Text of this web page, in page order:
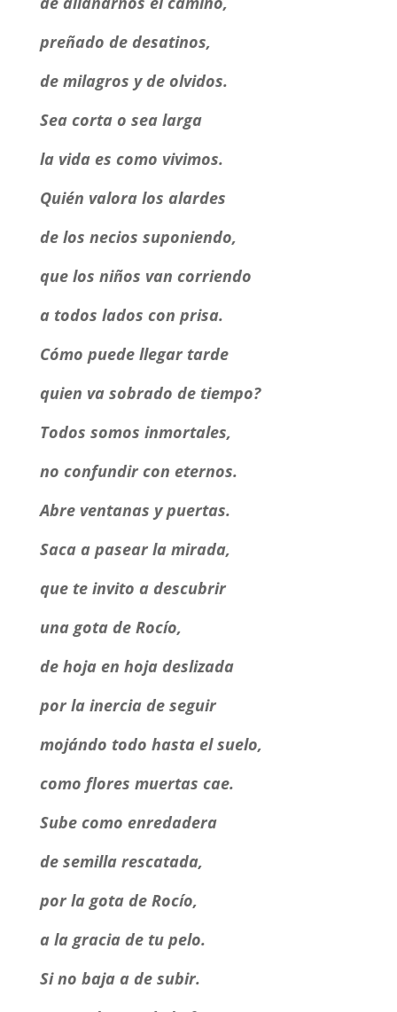
preñado de desatinos,
de milagros y de olvidos.
Sea corta o sea larga
la vida es como vivimos.
Quién valora los alardes
de los necios suponiendo,
que los niños van corriendo
a todos lados con prisa.
Cómo puede llegar tarde
quien va sobrado de tiempo?
Todos somos inmortales,
no confundir con eternos.
Abre ventanas y puertas.
Saca a pasear la mirada,
que te invito a descubrir
una gota de Rocío,
de hoja en hoja deslizada
por la inercia de seguir
mojándo todo hasta el suelo,
como flores muertas cae.
Sube como enredadera
de semilla rescatada,
por la gota de Rocío,
a la gracia de tu pelo.
Si no baja a de subir.